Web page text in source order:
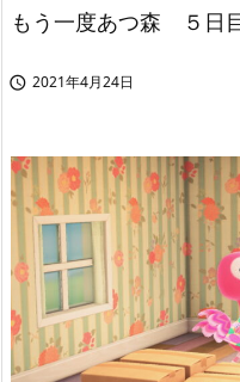
もう一度あつ森 ５日
 2021年4月24日